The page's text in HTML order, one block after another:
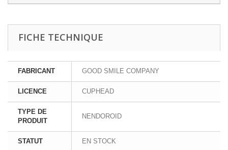
FICHE TECHNIQUE
FABRICANT GOOD SMILE COMPANY
LICENCE CUPHEAD
TYPE DE
PRODUIT
NENDOROID
STATUT EN STOCK